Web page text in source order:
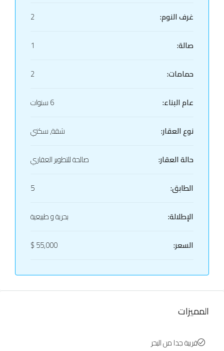
غرف النوم:
2
صالة:
1
حمامات:
2
عام البناء:
6 سنوات
نوع العقار:
شقة, سكني
حالة العقار:
صالحة للتطوير العقاري
الطابق:
5
الإطلالة:
بحرية و طبيعية
السعر:
55,000 $
المميزات
قريبة جدا من البحر